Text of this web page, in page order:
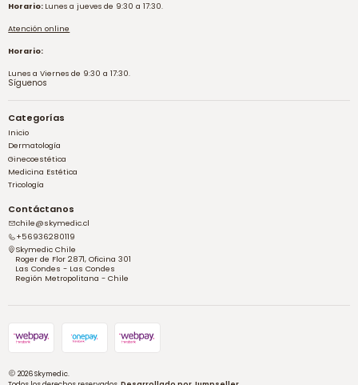
Horario: Lunes a jueves de 9:30 a 17:30.
Atención online
Horario:
Lunes a Viernes de 9:30 a 17:30.
Síguenos
Categorías
Inicio
Dermatología
Ginecoestética
Medicina Estética
Tricología
Contáctanos
chile@skymedic.cl
+56936280119
Skymedic Chile
Roger de Flor 2871, Oficina 301
Las Condes - Las Condes
Región Metropolitana - Chile
2026 Skymedic.